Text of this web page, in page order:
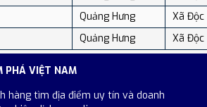
Quảng Hưng
Xã Độc
Quảng Hưng Xã Độc
PHÁ VIỆT NAM
hàng tìm địa điểm uy tín và doanh